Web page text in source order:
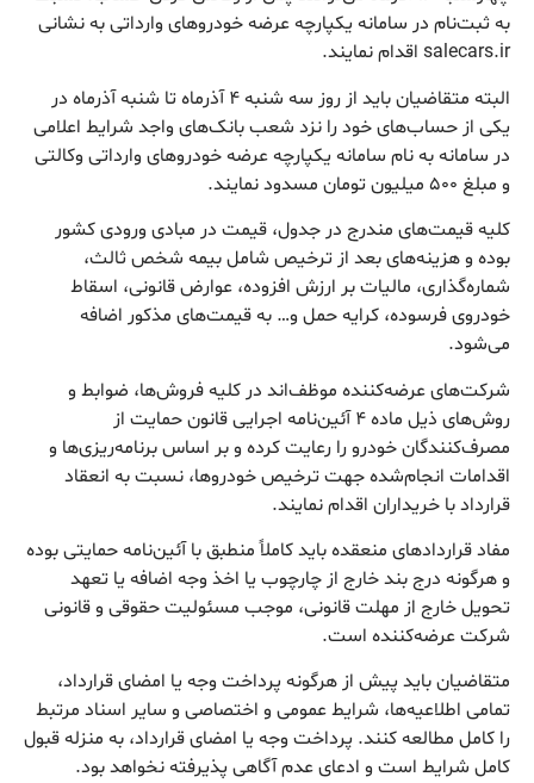
به ثبت‌نام در سامانه یکپارچه عرضه خودروهای وارداتی به نشانی
salecars.ir اقدام نمایند.
البته متقاضیان باید از روز سه شنبه ۴ آذرماه تا شنبه آذرماه در
یکی از حساب‌های خود را نزد شعب بانک‌های واجد شرایط اعلامی
در سامانه به نام سامانه یکپارچه عرضه خودروهای وارداتی وکالتی
و مبلغ ۵۰۰ میلیون تومان مسدود نمایند.
کلیه قیمت‌های مندرج در جدول، قیمت در مبادی ورودی کشور
بوده و هزینه‌های بعد از ترخیص شامل بیمه شخص ثالث،
شماره‌گذاری، مالیات بر ارزش افزوده، عوارض قانونی، اسقاط
خودروی فرسوده، کرایه حمل و… به قیمت‌های مذکور اضافه
می‌شود.
شرکت‌های عرضه‌کننده موظف‌اند در کلیه فروش‌ها، ضوابط و
روش‌های ذیل ماده ۴ آئین‌نامه اجرایی قانون حمایت از
مصرف‌کنندگان خودرو را رعایت کرده و بر اساس برنامه‌ریزی‌ها و
اقدامات انجام‌شده جهت ترخیص خودروها، نسبت به انعقاد
قرارداد با خریداران اقدام نمایند.
مفاد قراردادهای منعقده باید کاملاً منطبق با آئین‌نامه حمایتی بوده
و هرگونه درج بند خارج از چارچوب یا اخذ وجه اضافه یا تعهد
تحویل خارج از مهلت قانونی، موجب مسئولیت حقوقی و قانونی
شرکت عرضه‌کننده است.
متقاضیان باید پیش از هرگونه پرداخت وجه یا امضای قرارداد،
تمامی اطلاعیه‌ها، شرایط عمومی و اختصاصی و سایر اسناد مرتبط
را کامل مطالعه کنند. پرداخت وجه یا امضای قرارداد، به منزله قبول
کامل شرایط است و ادعای عدم آگاهی پذیرفته نخواهد بود.